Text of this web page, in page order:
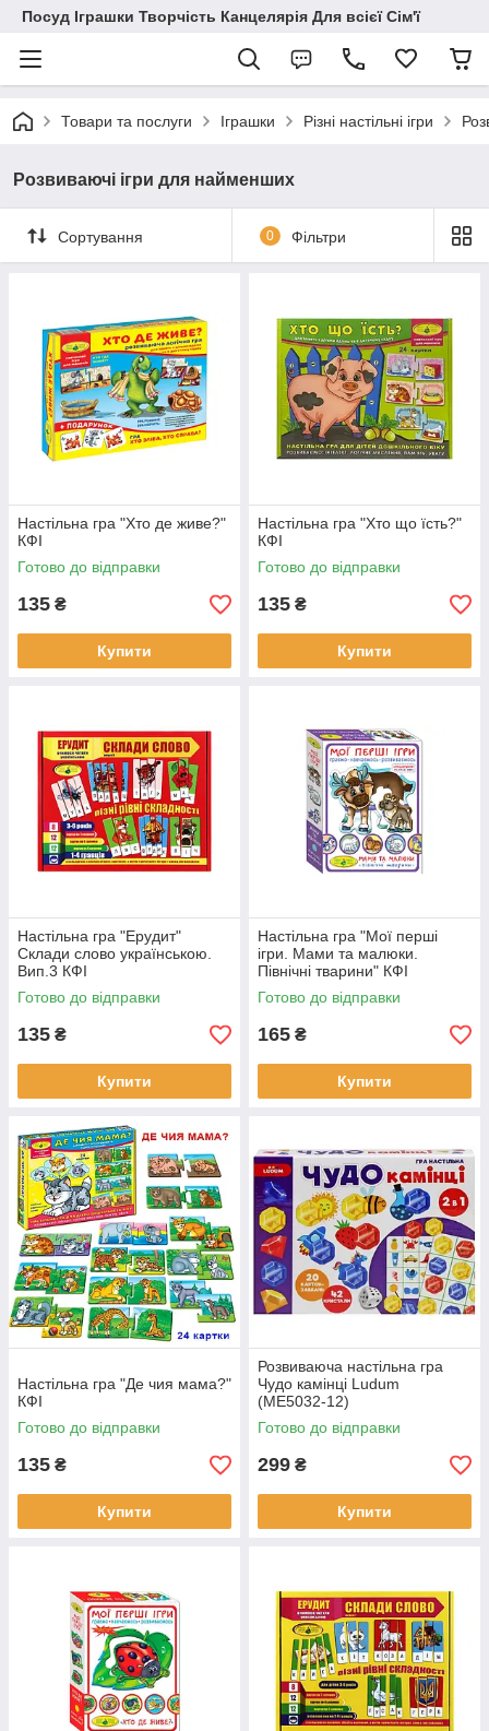
Посуд Іграшки Творчість Канцелярія Для всієї Сім'ї
Товари та послуги Іграшки Різні настільні ігри
Розвиваючі ігри для найменших
Сортування 0 Фільтри
Настільна гра "Хто де живе?"
КФІ
Готово до відправки
135 ₴
Купити
Настільна гра "Хто що їсть?"
КФІ
Готово до відправки
135 ₴
Купити
Настільна гра "Ерудит"
Склади слово українською.
Вип.3 КФІ
Готово до відправки
135 ₴
Купити
Настільна гра "Мої перші
ігри. Мами та малюки.
Північні тварини" КФІ
Готово до відправки
165 ₴
Купити
Настільна гра "Де чия мама?"
КФІ
Готово до відправки
135 ₴
Купити
Розвиваюча настільна гра
Чудо камінці Ludum
(ME5032-12)
Готово до відправки
299 ₴
Купити